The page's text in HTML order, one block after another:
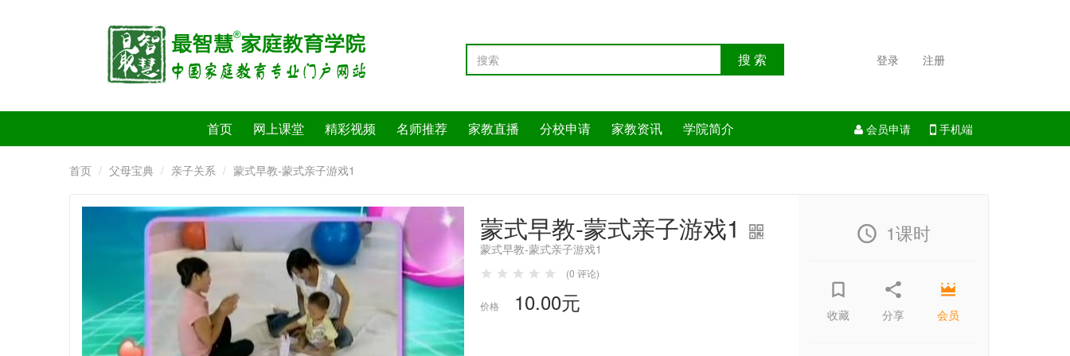
搜 索 登录 注册
首页 网上课堂 精彩视频 名师推荐 家教直播 分校申请 家教资讯 学院简介 会员申请 手机端
首页 父母宝典 亲子关系 蒙式早教-蒙式亲子游戏1
蒙式早教-蒙式亲子游戏1
蒙式早教-蒙式亲子游戏1
(0 评论)
价格 10.00元
1课时
收藏 分享 会员